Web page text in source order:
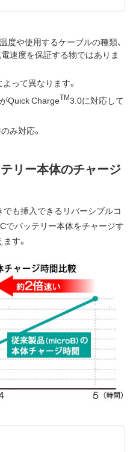
度や使用するケーブルの種類、
速度を保証する物ではありま
って異なります。
Quick ChargeTM3.0に対応して
み対応。
リー本体のチャージ
でも挿入できるリバーシブルコ
でバッテリー本体をチャージす
す。